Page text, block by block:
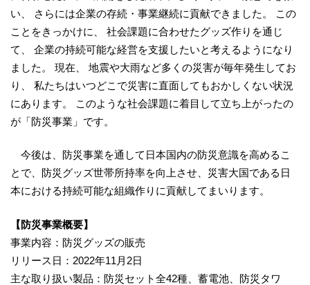
い、 さらには企業の存続・事業継続に貢献できました。 この
ことをきっかけに、 社会課題に合わせたグッズ作りを通じ
て、 企業の持続可能な経営を支援したいと考えるようになり
ました。 現在、 地震や大雨など多くの災害が毎年発生してお
り、 私たちはいつどこで災害に直面してもおかしくない状況
にあります。 このような社会課題に着目して立ち上がったの
が「防災事業」です。
今後は、防災事業を通して日本国内の防災意識を高めるこ
とで、防災グッズ世帯所持率を向上させ、災害大国である日
本における持続可能な組織作りに貢献してまいります。
【防災事業概要】
事業内容：防災グッズの販売
リリース日：2022年11月2日
主な取り扱い製品：防災セット全42種、蓄電池、防災タワ